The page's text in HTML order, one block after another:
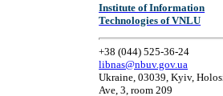
Institute of Information
Technologies of VNLU
+38 (044) 525-36-24
libnas@nbuv.gov.ua
Ukraine, 03039, Kyiv,
Ave, 3, room 209